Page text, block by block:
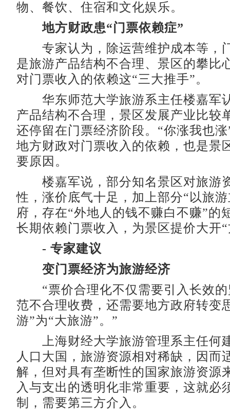
物、餐饮、住宿和文化娱乐。
地方财政患“门票依赖症”
专家认为，除运营维护成本等，
是旅游产品结构不合理、景区的攀比
对门票收入的依赖这“三大推手”。
华东师范大学旅游系主任楼嘉军
产品结构不合理，景区发展产业比较
还停留在门票经济阶段。“你涨我也
地方财政对门票收入的依赖，也是景
要原因。
楼嘉军说，部分知名景区对旅游
性，涨价底气十足，加上部分“以旅
府，存在“外地人的钱不赚白不赚”的
长期依赖门票收入，为景区提价大开
- 专家建议
变门票经济为旅游经济
“票价合理化不仅需要引入长效的
范不合理收费，还需要地方政府转变
游”为“大旅游”。”
上海财经大学旅游管理系主任何
人口大国，旅游资源相对稀缺，因而
解，但对具有垄断性的国家旅游资源
入与支出的透明化非常重要，这就必
制，需要第三方介入。